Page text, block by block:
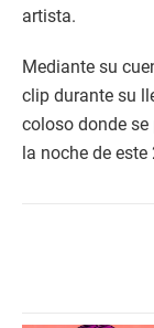
artista.
Mediante su
clip durante su
coloso donde
la noche de este